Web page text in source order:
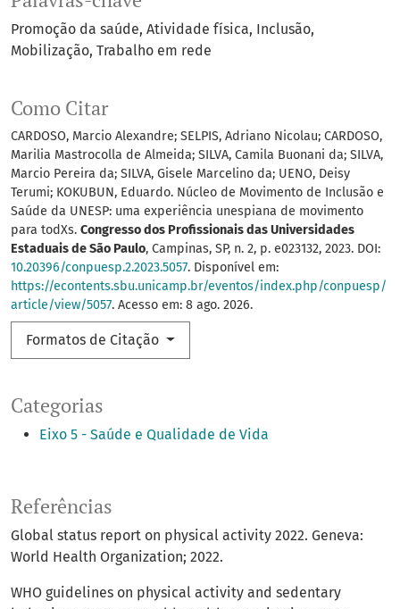
Promoção da saúde Atividade física Inclusão
Mobilização Trabalho em rede
Categorias
Eixo 5 - Saúde e Qualidade de Vida
Como Citar
CARDOSO, Marcio Alexandre; SELPIS, Adriano Nicolau; CARDOSO,
Marilia Mastrocolla de Almeida; SILVA, Camila Buonani da; SILVA,
Marcio Pereira da; SILVA, Gisele Marcelino da; UENO, Deisy
Terumi; KOKUBUN, Eduardo. Núcleo de Movimento de Inclusão e
Saúde da UNESP: uma experiência unespiana de movimento
para todXs. Congresso dos Profissionais das Universidades
Estaduais de São Paulo, Campinas, SP, n. 2, p. e023132, 2023. DOI:
10.20396/conpuesp.2.2023.5057. Disponível em:
https://econtents.sbu.unicamp.br/eventos/index.php/conpuesp/
article/view/5057. Acesso em: 8 ago. 2026.
Formatos de Citação
Referências
Global status report on physical activity 2022. Geneva:
World Health Organization; 2022.
WHO guidelines on physical activity and sedentary